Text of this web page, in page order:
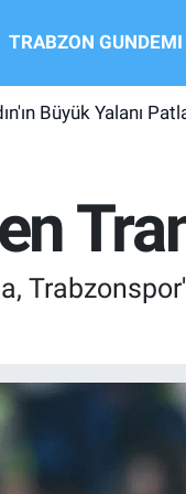
TRABZON GUNDEMI
Büyük Yalanı